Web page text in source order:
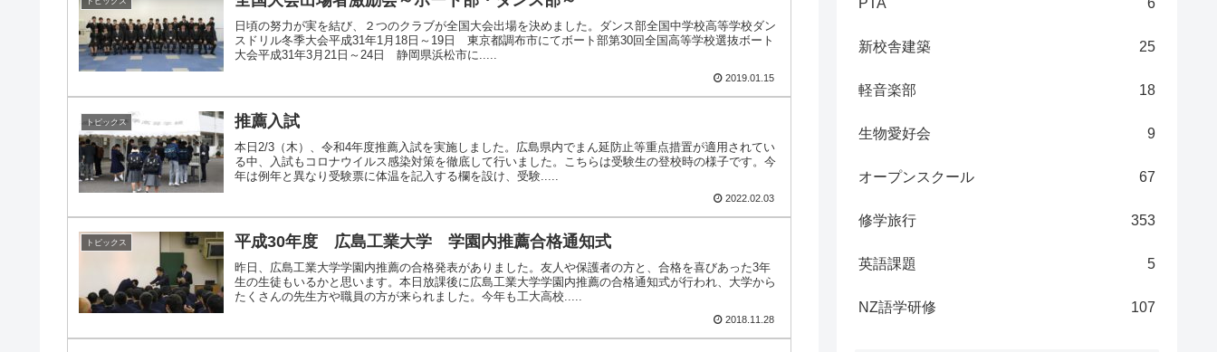
日頃の努力が実を結び、２つのクラブが全国大会出場を決めました。ダンス部全国中学校高等学校ダン
スドリル冬季大会平成31年1月18日～19日 東京都調布市にてボート部第30回全国高等学校選抜ボート
大会平成31年3月21日～24日 静岡県浜松市に.....
2019.01.15
トピックス 推薦入試
本日2/3（木）、令和4年度推薦入試を実施しました。広島県内でまん延防止等重点措置が適用されてい
る中、入試もコロナウイルス感染対策を徹底して行いました。こちらは受験生の登校時の様子です。今
年は例年と異なり受験票に体温を記入する欄を設け、受験.....
2022.02.03
トピックス 平成30年度 広島工業大学 学園内推薦合格通知式
昨日、広島工業大学学園内推薦の合格発表がありました。友人や保護者の方と、合格を喜びあった3年
生の生徒もいるかと思います。本日放課後に広島工業大学学園内推薦の合格通知式が行われ、大学から
たくさんの先生方や職員の方が来られました。今年も工大高校.....
2018.11.28
新校舎建築 25
軽音楽部 18
生物愛好会 9
オープンスクール 67
修学旅行 353
英語課題 5
NZ語学研修 107